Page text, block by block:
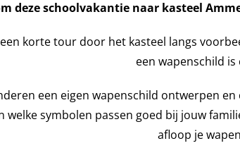
deze schoolvakantie naar kasteel
korte tour door het kasteel langs
een wapenschild
een eigen wapenschild ontwerpen
welke symbolen passen goed bij jouw
afloop je